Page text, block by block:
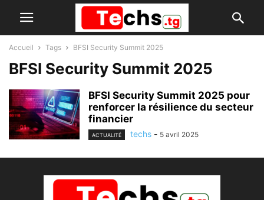
Accueil Tags BFSI Security Summit 2025
BFSI Security Summit 2025
BFSI Security Summit 2025 pour
renforcer la résilience du secteur
financier
ACTUALITÉ techs - 5 avril 2025